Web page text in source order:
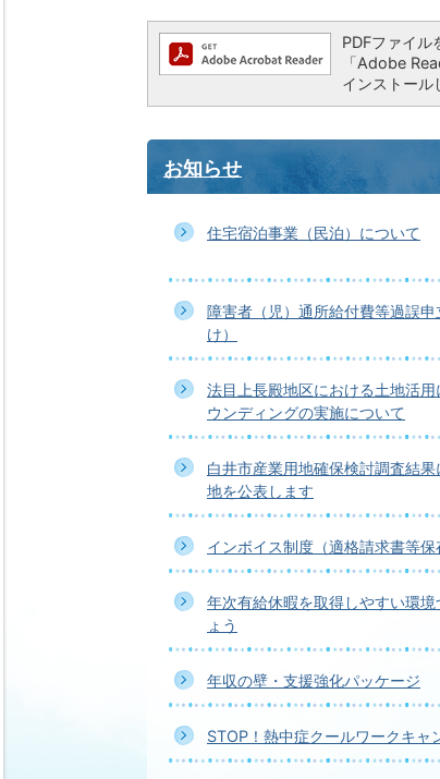
PDFファイ
「Adobe
インストール
お知らせ
住宅宿泊事業（民泊）について
障害者（児）通所給付費等過誤
け）
法目上長殿地区における土地活
ウンディングの実施について
白井市産業用地確保検討調査結
地を公表します
インボイス制度（適格請求書等保
年次有給休暇を取得しやすい環
ょう
年収の壁・支援強化パッケージ
STOP！熱中症クールワークキャ